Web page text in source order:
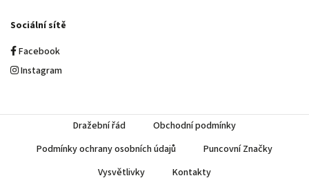
Sociální sítě
Facebook
Instagram
Dražební řád
Obchodní podmínky
Podmínky ochrany osobních údajů
Puncovní Značky
Vysvětlivky
Kontakty